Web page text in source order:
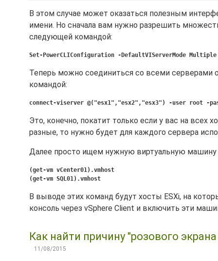
В этом случае может оказаться полезным
имени. Но сначала вам нужно разрешить
следующей командой:
Set-PowerCLIConfiguration -DefaultVIServerMode Multiple
Теперь можно соединиться со всеми серверами
командой:
connect-viserver @("esx1","esx2","esx3") -user root -
Это, конечно, покатит только если у вас на всех
разные, то нужно будет для каждого сервера
Далее просто ищем нужную виртуальную машину
(get-vm vCenter01).vmhost
(get-vm SQL01).vmhost
В выводе этих команд будут хосты ESXi, на
консоль через vSphere Client и включить эти
Как найти причину "розового
11/08/2015